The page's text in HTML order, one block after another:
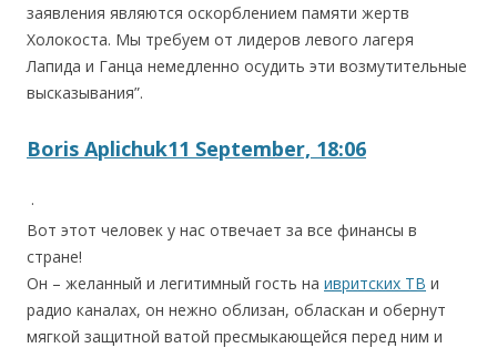
заявления являются оскорблением памяти жертв
Холокоста. Мы требуем от лидеров левого лагеря
Лапида и Ганца немедленно осудить эти возмутительные
высказывания”.
Boris Aplichuk11 September, 18:06
·
Вот этот человек у нас отвечает за все финансы в
стране!
Он – желанный и легитимный гость на ивритских ТВ и
радио каналах, он нежно облизан, обласкан и обернут
мягкой защитной ватой пресмыкающейся перед ним и